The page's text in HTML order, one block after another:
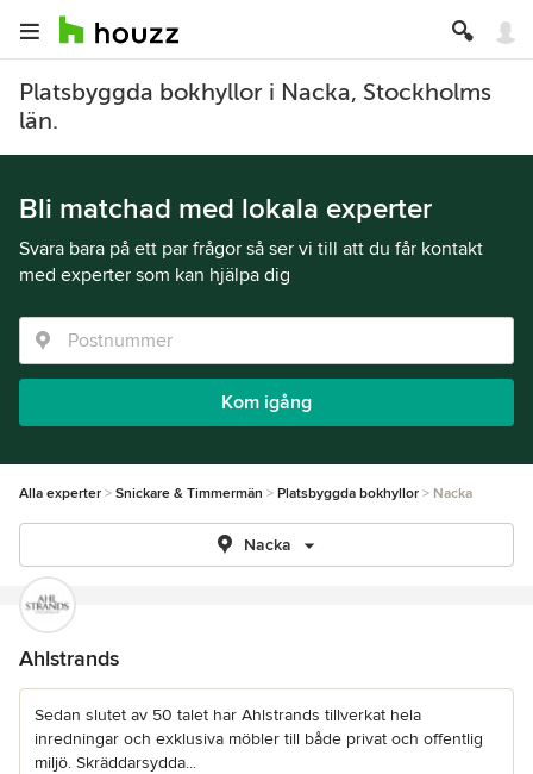
Platsbyggda bokhyllor i Nacka, Stockholms
län.
Bli matchad med lokala experter
Svara bara på ett par frågor så ser vi till att du får kontakt
med experter som kan hjälpa dig
Kom igång
Alla experter Snickare & Timmermän Platsbyggda bokhyllor Nacka
Nacka
Ahlstrands
Sedan slutet av 50 talet har Ahlstrands tillverkat hela
inredningar och exklusiva möbler till både privat och offentlig
miljö. Skräddarsydda...